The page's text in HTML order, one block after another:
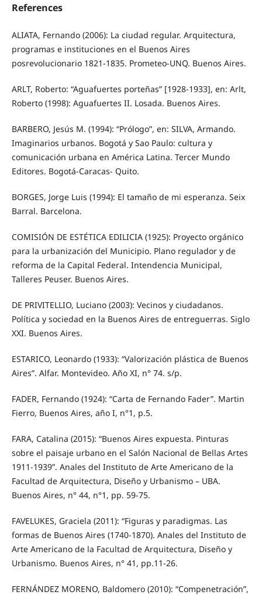
References
ALIATA, Fernando (2006): La ciudad regular. Arquitectura,
programas e instituciones en el Buenos Aires
posrevolucionario 1821-1835. Prometeo-UNQ. Buenos Aires.
ARLT, Roberto: “Aguafuertes porteñas” [1928-1933], en: Arlt,
Roberto (1998): Aguafuertes II. Losada. Buenos Aires.
BARBERO, Jesús M. (1994): “Prólogo”, en: SILVA, Armando.
Imaginarios urbanos. Bogotá y Sao Paulo: cultura y
comunicación urbana en América Latina. Tercer Mundo
Editores. Bogotá-Caracas- Quito.
BORGES, Jorge Luis (1994): El tamaño de mi esperanza. Seix
Barral. Barcelona.
COMISIÓN DE ESTÉTICA EDILICIA (1925): Proyecto orgánico
para la urbanización del Municipio. Plano regulador y de
reforma de la Capital Federal. Intendencia Municipal,
Talleres Peuser. Buenos Aires.
DE PRIVITELLIO, Luciano (2003): Vecinos y ciudadanos.
Política y sociedad en la Buenos Aires de entreguerras. Siglo
XXI. Buenos Aires.
ESTARICO, Leonardo (1933): “Valorización plástica de Buenos
Aires”. Alfar. Montevideo. Año XI, n° 74. s/p.
FADER, Fernando (1924): “Carta de Fernando Fader”. Martin
Fierro, Buenos Aires, año I, n°1, p.5.
FARA, Catalina (2015): “Buenos Aires expuesta. Pinturas
sobre el paisaje urbano en el Salón Nacional de Bellas Artes
1911-1939”. Anales del Instituto de Arte Americano de la
Facultad de Arquitectura, Diseño y Urbanismo – UBA.
Buenos Aires, n° 44, n°1, pp. 59-75.
FAVELUKES, Graciela (2011): “Figuras y paradigmas. Las
formas de Buenos Aires (1740-1870). Anales del Instituto de
Arte Americano de la Facultad de Arquitectura, Diseño y
Urbanismo. Buenos Aires, n° 41, pp.11-26.
FERNÁNDEZ MORENO, Baldomero (2010): “Compenetración”,